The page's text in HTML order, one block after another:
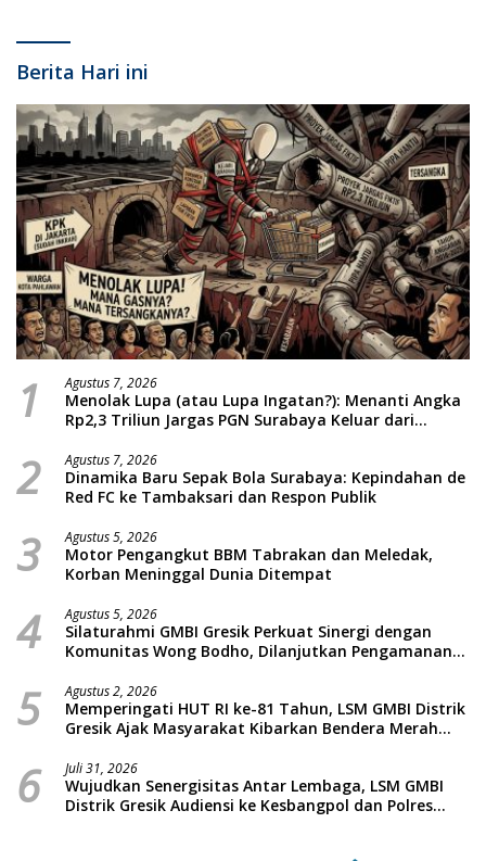
Berita Hari ini
1 Agustus 7, 2026
Menolak Lupa (atau Lupa Ingatan?): Menanti Angka
Rp2,3 Triliun Jargas PGN Surabaya Keluar dari
2 Agustus 7, 2026
Dinamika Baru Sepak Bola Surabaya: Kepindahan de
Red FC ke Tambaksari dan Respon Publik
3 Agustus 5, 2026
Motor Pengangkut BBM Tabrakan dan Meledak,
Korban Meninggal Dunia Ditempat
4 Agustus 5, 2026
Silaturahmi GMBI Gresik Perkuat Sinergi dengan
Komunitas Wong Bodho, Dilanjutkan Pengamanan
Massal dan Santunan Anak Yatim
5 Agustus 2, 2026
Memperingati HUT RI ke-81 Tahun, LSM GMBI Distrik
Gresik Ajak Masyarakat Kibarkan Bendera Merah
6 Juli 31, 2026
Wujudkan Senergisitas Antar Lembaga, LSM GMBI
Distrik Gresik Audiensi ke Kesbangpol dan Polres